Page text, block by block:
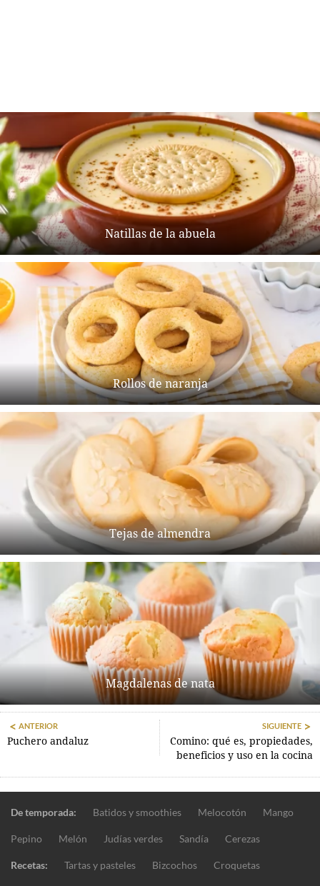
Natillas de la abuela
Rollos de naranja
Tejas de almendra
Magdalenas de nata
ANTERIOR
Puchero andaluz
SIGUIENTE
Comino: qué es, propiedades,
beneficios y uso en la cocina
De temporada: Batidos y smoothies Melocotón Mango
Pepino Melón Judías verdes Sandía Cerezas
Recetas: Tartas y pasteles Bizcochos Croquetas